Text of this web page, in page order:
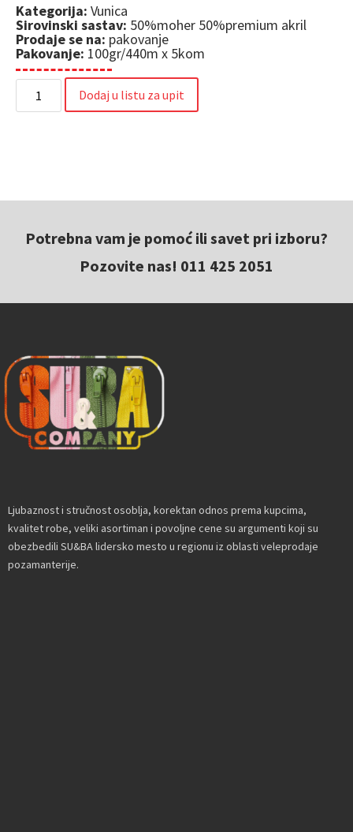
Kategorija: Vunica
Sirovinski sastav: 50%moher 50%premium akril
Prodaje se na: pakovanje
Pakovanje: 100gr/440m x 5kom
Dodaj u listu za upit
Potrebna vam je pomoć ili savet pri izboru?
Pozovite nas! 011 425 2051
Ljubaznost i stručnost osoblja, korektan odnos prema kupcima,
kvalitet robe, veliki asortiman i povoljne cene su argumenti koji su
obezbedili SU&BA lidersko mesto u regionu iz oblasti veleprodaje
pozamanterije.